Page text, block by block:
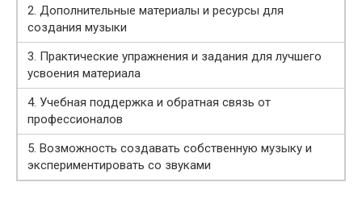
2. Дополнительные материалы и ресурсы для
создания музыки
3. Практические упражнения и задания для лучшего
усвоения материала
4. Учебная поддержка и обратная связь от
профессионалов
5. Возможность создавать собственную музыку и
экспериментировать со звуками